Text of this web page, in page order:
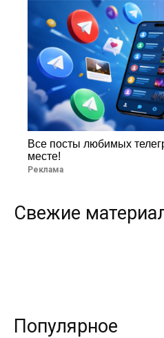
Все посты любимых
месте!
Реклама
Свежие
Популярное